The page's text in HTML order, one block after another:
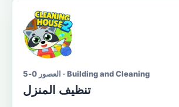
العصور 0-5 · Building and Cleaning
تنظيف المنزل